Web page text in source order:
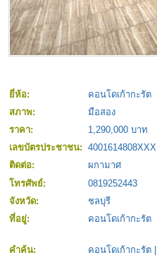
ยี่ห้อ: คอนโดเก้ากะรัต
สภาพ:
มือสอง
ราคา:
1,290,000 บาท
เลขบัตรประชาชน: 4001614808XXX
ติดต่อ:
ผกามาศ
โทรศัพย์:
0819252443
จังหวัด:
ชลบุรี
ที่อยู่:
คอนโดเก้ากะรัต
คำค้น: คอนโดเก้ากะรัต